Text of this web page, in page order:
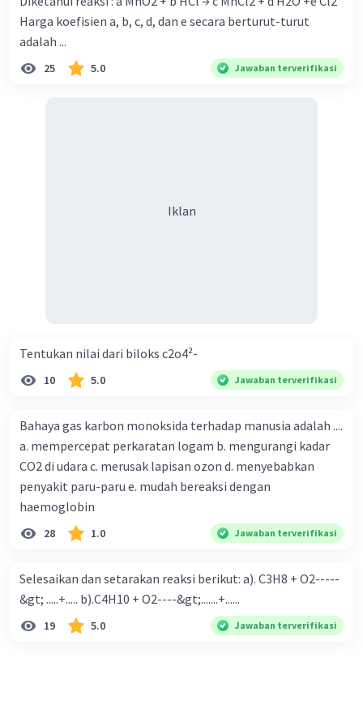
Harga koefisien a, b, c, d, dan e secara berturut-turut
adalah ...
25 5.0 Jawaban terverifikasi
Iklan
Tentukan nilai dari biloks c2o4²-
10 5.0 Jawaban terverifikasi
Bahaya gas karbon monoksida terhadap manusia adalah ....
a. mempercepat perkaratan logam b. mengurangi kadar
CO2 di udara c. merusak lapisan ozon d. menyebabkan
penyakit paru-paru e. mudah bereaksi dengan
haemoglobin
28 1.0 Jawaban terverifikasi
Selesaikan dan setarakan reaksi berikut: a). C3H8 + O2-----
&gt; .....+..... b).C4H10 + O2----&gt;.......+......
19 5.0 Jawaban terverifikasi